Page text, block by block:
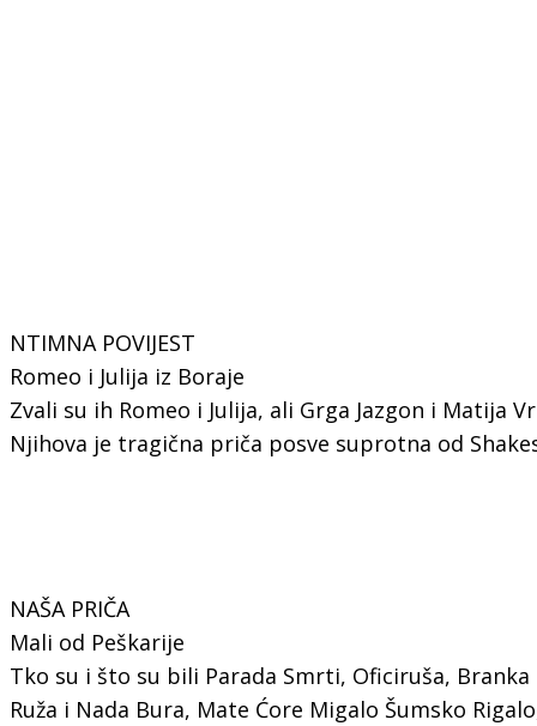
NTIMNA POVIJEST
Romeo i Julija iz Boraje
Zvali su ih Romeo i Julija, ali Grga Jazgon i Matija
Njihova je tragična priča posve suprotna od
NAŠA PRIČA
Mali od Peškarije
Tko su i što su bili Parada Smrti, Oficiruša, Branka
Ruža i Nada Bura, Mate Ćore Migalo Šumsko